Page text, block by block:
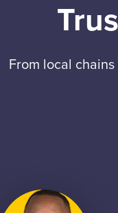
From local